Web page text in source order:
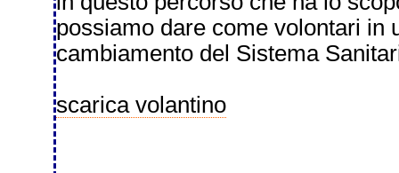
possiamo dare come volontari in
cambiamento del Sistema
scarica volantino